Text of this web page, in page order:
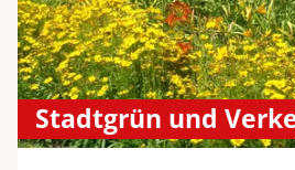
Stadtgrün und